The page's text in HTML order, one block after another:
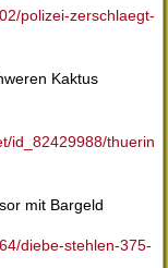
polizei-zerschlaegt-
Kaktus
id_82429988/thuerin
mit Bargeld
diebe-stehlen-375-